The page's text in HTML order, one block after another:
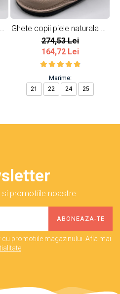
Ghete copii piele naturala All
Pink
274,53 Lei
164,72 Lei
Marime:
21 22 24 25
promotiile noastre
promotiile magazinului. Afla mai